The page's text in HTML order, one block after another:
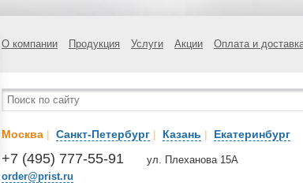
О компании Продукция Услуги Акции Оплата и
Москва | Санкт-Петербург | Казань | Екатеринбург
+7 (495) 777-55-91
order@prist.ru
ул. Плеханова 15А